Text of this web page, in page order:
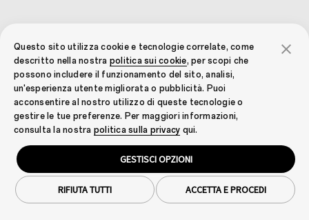
Questo sito utilizza cookie e tecnologie correlate, come
descritto nella nostra politica sui cookie, per scopi che
possono includere il funzionamento del sito, analisi,
un'esperienza utente migliorata o pubblicità. Puoi
acconsentire al nostro utilizzo di queste tecnologie o
gestire le tue preferenze. Per maggiori informazioni,
consulta la nostra politica sulla privacy qui.
GESTISCI OPZIONI
ACCETTA E PROCEDI
RIFIUTA TUTTI